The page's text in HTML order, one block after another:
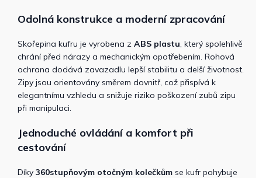
Odolná konstrukce a moderní zpracování
Skořepina kufru je vyrobena z ABS plastu, který spolehlivě
chrání před nárazy a mechanickým opotřebením. Rohová
ochrana dodává zavazadlu lepší stabilitu a delší životnost.
Zipy jsou orientovány směrem dovnitř, což přispívá k
elegantnímu vzhledu a snižuje riziko poškození zubů zipu
při manipulaci.
Jednoduché ovládání a komfort při
cestování
Díky 360stupňovým otočným kolečkům se kufr pohybuje